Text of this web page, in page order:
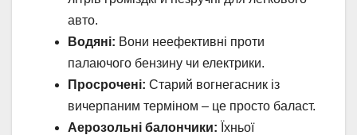
авто.
Водяні: Вони неефективні проти
палаючого бензину чи електрики.
Просрочені: Старий вогнегасник із
вичерпаним терміном – це просто баласт.
Аерозольні балончики: Їхньої